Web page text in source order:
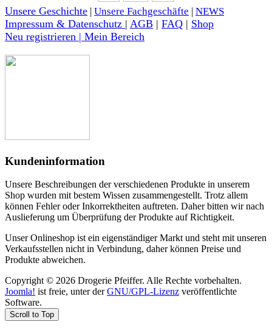
Unsere Geschichte | Unsere Fachgeschäfte | NEWS
Impressum & Datenschutz | AGB | FAQ | Shop
Neu registrieren | Mein Bereich
Kundeninformation
Unsere Beschreibungen der verschiedenen Produkte in unserem
Shop wurden mit bestem Wissen zusammengestellt. Trotz allem
können Fehler oder Inkorrektheiten auftreten. Daher bitten wir nach
Auslieferung um Überprüfung der Produkte auf Richtigkeit.
Unser Onlineshop ist ein eigenständiger Markt und steht mit unseren
Verkaufsstellen nicht in Verbindung, daher können Preise und
Produkte abweichen.
Copyright © 2026 Drogerie Pfeiffer. Alle Rechte vorbehalten.
Joomla! ist freie, unter derGNU/GPL-Lizenz veröffentlichte
Software.
Scroll to Top